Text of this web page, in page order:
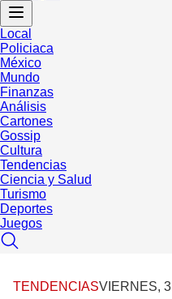
Local
Policiaca
México
Mundo
Finanzas
Análisis
Cartones
Gossip
Cultura
Tendencias
Ciencia y Salud
Turismo
Deportes
Juegos
TENDENCIASVIERNES,